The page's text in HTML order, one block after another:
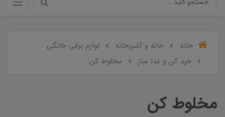
خانه خانه و آشپزخانه
لوازم برقی خانگی
خرد کن و غذا ساز
مخلوط کن
مخلوط کن